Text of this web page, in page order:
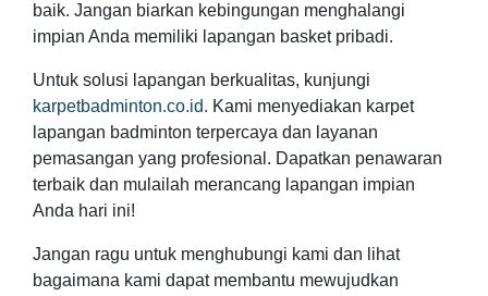
baik. Jangan biarkan kebingungan menghalangi
impian Anda memiliki lapangan basket pribadi.
Untuk solusi lapangan berkualitas, kunjungi
karpetbadminton.co.id. Kami menyediakan karpet
lapangan badminton terpercaya dan layanan
pemasangan yang profesional. Dapatkan penawaran
terbaik dan mulailah merancang lapangan impian
Anda hari ini!
Jangan ragu untuk menghubungi kami dan lihat
bagaimana kami dapat membantu mewujudkan